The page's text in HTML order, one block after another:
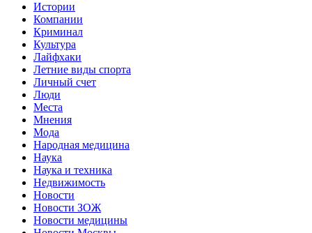
Истории
Компании
Криминал
Культура
Лайфхаки
Летние виды спорта
Личный счет
Люди
Места
Мнения
Мода
Народная медицина
Наука
Наука и техника
Недвижимость
Новости
Новости ЗОЖ
Новости медицины